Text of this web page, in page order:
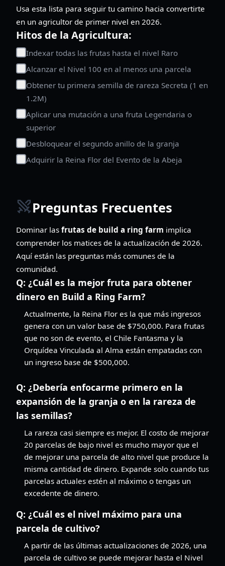
Usa esta lista para seguir tu camino hacia convertirte
en un agricultor de primer nivel en 2026.
Hitos de la Agricultura:
Indexar todas las frutas hasta el nivel Raro
Alcanzar el Nivel 100 en al menos una parcela
Obtener tu primera semilla de rareza Secreta (1 en
1.2M)
Aplicar una mutación a una fruta Legendaria o
superior
Desbloquear el segundo anillo de la granja
Adquirir la Reina Flor del Evento de la Abeja
Preguntas Frecuentes
Dominar las frutas de build a ring farm implica
comprender los matices de la actualización de 2026.
Aquí están las preguntas más comunes de la
comunidad.
Q: ¿Cuál es la mejor fruta para obtener
dinero en Build a Ring Farm?
Actualmente, la Reina Flor es la que más ingresos
genera con un valor base de $750,000. Para frutas
que no son de evento, el Chile Fantasma y la
Orquídea Vinculada al Alma están empatadas con
un ingreso base de $500,000.
Q: ¿Debería enfocarme primero en la
expansión de la granja o en la rareza de
las semillas?
La rareza casi siempre es mejor. El costo de mejorar
20 parcelas de bajo nivel es mucho mayor que el
de mejorar una parcela de alto nivel que produce la
misma cantidad de dinero. Expande solo cuando tus
parcelas actuales estén al máximo o tengas un
excedente de dinero.
Q: ¿Cuál es el nivel máximo para una
parcela de cultivo?
A partir de las últimas actualizaciones de 2026, una
parcela de cultivo se puede mejorar hasta el Nivel